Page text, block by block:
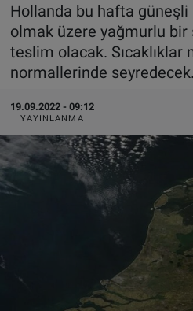
Hollanda bu hafta güneşli
olmak üzere yağmurlu bir
teslim olacak. Sıcaklıklar
normallerinde seyredecek.
19.09.2022 - 09:12
YAYINLANMA
AVUSTURYA
SAĞLIK - YAŞAM
BİLİM-TEKNOLOJİ
DÜNYA
BİLİM-TEKNOLOJİ
SAĞLIK
FOTO GALERİ
VIDEO GALERİ
ALGEMENE
Çerez Politikası
Tüm Manşetler
Son Dakika Haberleri
Haber Arşivi